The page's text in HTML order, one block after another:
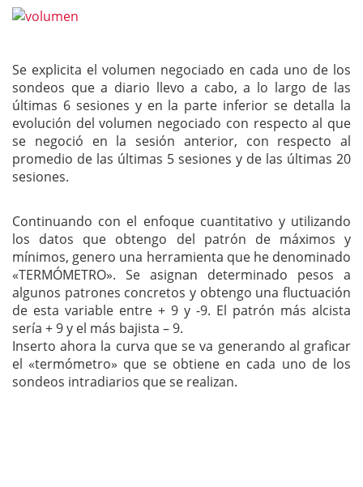
Se explicita el volumen negociado en cada uno de los
sondeos que a diario llevo a cabo, a lo largo de las
últimas 6 sesiones y en la parte inferior se detalla la
evolución del volumen negociado con respecto al que
se negoció en la sesión anterior, con respecto al
promedio de las últimas 5 sesiones y de las últimas 20
sesiones.
Continuando con el enfoque cuantitativo y utilizando
los datos que obtengo del patrón de máximos y
mínimos, genero una herramienta que he denominado
«TERMÓMETRO». Se asignan determinado pesos a
algunos patrones concretos y obtengo una fluctuación
de esta variable entre + 9 y -9. El patrón más alcista
sería + 9 y el más bajista – 9.
Inserto ahora la curva que se va generando al graficar
el «termómetro» que se obtiene en cada uno de los
sondeos intradiarios que se realizan.